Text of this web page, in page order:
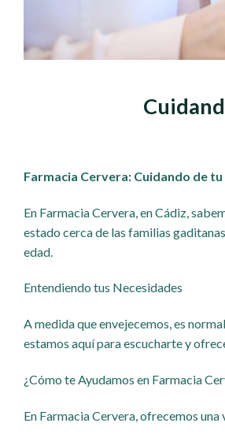
Farmacia Cervera: Cuidando de
En Farmacia Cervera, en Cádiz,
estado cerca de las familias
edad.
Entendiendo tus Necesidades
A medida que envejecemos, es
estamos aquí para escucharte y
¿Cómo te Ayudamos en Farmacia
En Farmacia Cervera, ofrecemos